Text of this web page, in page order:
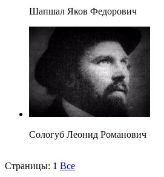
Шапшал Яков Федорович
Сологуб Леонид Романович
Страницы: 1 Все